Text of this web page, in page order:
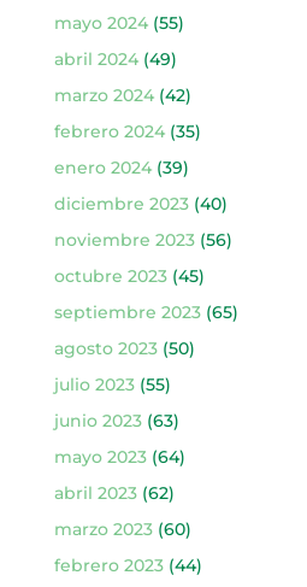
mayo 2024(55)
abril 2024(49)
marzo 2024(42)
febrero 2024(35)
enero 2024(39)
diciembre 2023(40)
noviembre 2023(56)
octubre 2023(45)
septiembre 2023(65)
agosto 2023(50)
julio 2023(55)
junio 2023(63)
mayo 2023(64)
abril 2023(62)
marzo 2023(60)
febrero 2023(44)